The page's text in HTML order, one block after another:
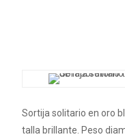
Sortija solitario en oro
talla brillante. Peso